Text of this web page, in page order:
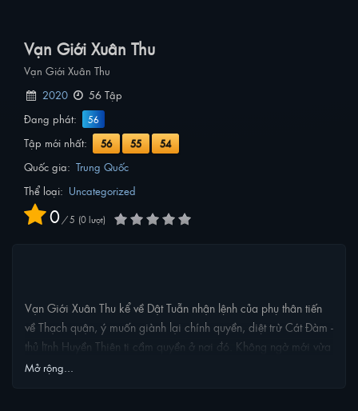
Vạn Giới Xuân Thu
Vạn Giới Xuân Thu
2020
56 Tập
Đang phát:
56
Tập mới nhất: 56 55 54
Quốc gia: Trung Quốc
Thể loại: Uncategorized
0 / 5 0lượt
Vạn Giới Xuân Thu kể về Dật Tuẫn nhận lệnh của phụ thân tiến
về Thạch quận, ý muốn giành lại chính quyền, diệt trừ Cát Đàm -
thủ lĩnh Huyền Thiên ti cầm quyền ở nơi đó. Không ngờ mới vừa
tới Thạch quận, đúng lúc gặp phải thiếu nữ Thập Nhất Nguyệt
Mở rộng...